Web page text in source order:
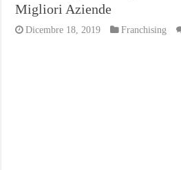
Migliori Aziende
Dicembre 18, 2019 Franchising